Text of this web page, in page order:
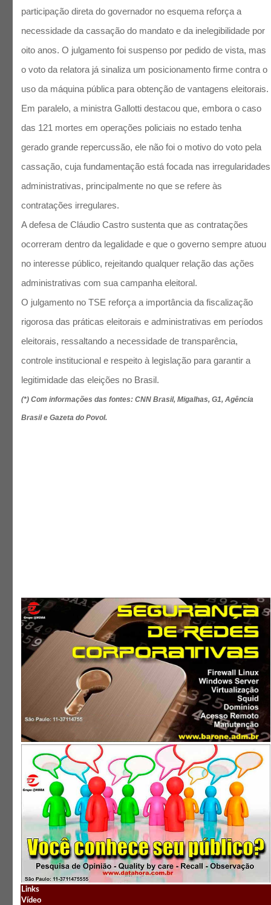
participação direta do governador no esquema reforça a
necessidade da cassação do mandato e da inelegibilidade por
oito anos. O julgamento foi suspenso por pedido de vista, mas
o voto da relatora já sinaliza um posicionamento firme contra o
uso da máquina pública para obtenção de vantagens eleitorais.
Em paralelo, a ministra Gallotti destacou que, embora o caso
das 121 mortes em operações policiais no estado tenha
gerado grande repercussão, ele não foi o motivo do voto pela
cassação, cuja fundamentação está focada nas irregularidades
administrativas, principalmente no que se refere às
contratações irregulares.
A defesa de Cláudio Castro sustenta que as contratações
ocorreram dentro da legalidade e que o governo sempre atuou
no interesse público, rejeitando qualquer relação das ações
administrativas com sua campanha eleitoral.
O julgamento no TSE reforça a importância da fiscalização
rigorosa das práticas eleitorais e administrativas em períodos
eleitorais, ressaltando a necessidade de transparência,
controle institucional e respeito à legislação para garantir a
legitimidade das eleições no Brasil.
(*) Com informações das fontes: CNN Brasil, Migalhas, G1, Agência
Brasil e Gazeta do Povol.
Links
Vídeo